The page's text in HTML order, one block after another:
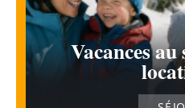
Vacances